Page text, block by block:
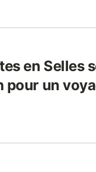
en Selles
pour un